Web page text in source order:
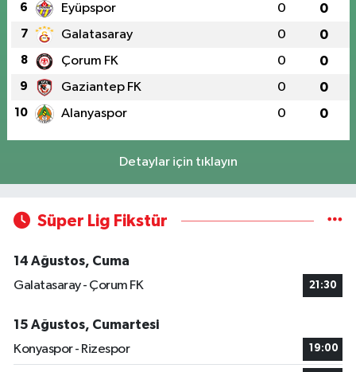
6 Eyüpspor 0 0
7 Galatasaray 0 0
8 Çorum FK 0 0
9 Gaziantep FK 0 0
10 Alanyaspor 0 0
Detaylar için tıklayın
Süper Lig Fikstür
14 Ağustos, Cuma
Galatasaray - Çorum FK
21:30
15 Ağustos, Cumartesi
Konyaspor - Rizespor
19:00